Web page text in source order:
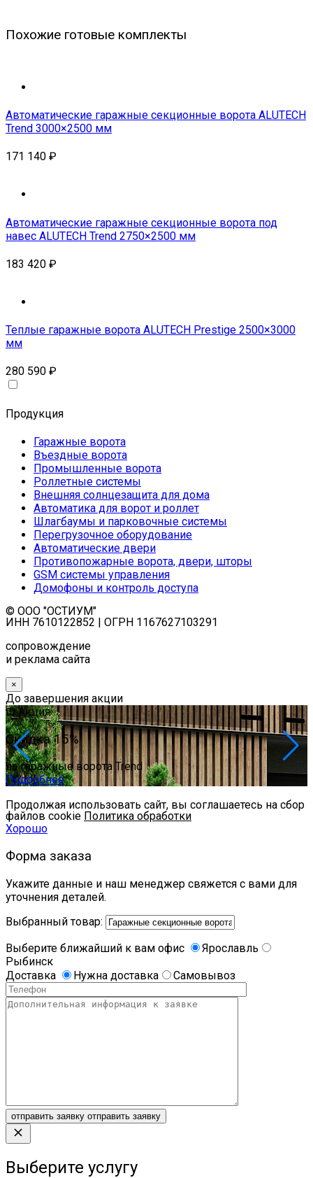
Похожие готовые комплекты
Автоматические гаражные секционные ворота ALUTECH
Trend 3000×2500 мм
171 140 ₽
Автоматические гаражные секционные ворота под
навес ALUTECH Trend 2750×2500 мм
183 420 ₽
Теплые гаражные ворота ALUTECH Prestige 2500×3000
мм
280 590 ₽
Продукция
Гаражные ворота
Въездные ворота
Промышленные ворота
Роллетные системы
Внешняя солнцезащита для дома
Автоматика для ворот и роллет
Шлагбаумы и парковочные системы
Перегрузочное оборудование
Автоматические двери
Противопожарные ворота, двери, шторы
GSM системы управления
Домофоны и контроль доступа
© ООО "ОСТИУМ"
ИНН 7610122852 | ОГРН 1167627103291
сопровождение
и реклама сайта
×
До завершения акции
Акция
Скидка 15%
на гаражные ворота Trend
Подробнее
Продолжая использовать сайт, вы соглашаетесь на сбор
файлов cookie Политика обработки
Хорошо
Форма заказа
Укажите данные и наш менеджер свяжется с вами для
уточнения деталей.
Выбранный товар:
Выберите ближайший к вам офис
Ярославль
Рыбинск
Доставка
Нужна доставка Самовывоз
отправить заявку отправить заявку
Выберите услугу